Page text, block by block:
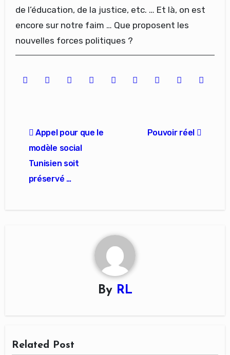
de l’éducation, de la justice, etc. … Et là, on est
encore sur notre faim … Que proposent les
nouvelles forces politiques ?
de
l’article
Appel pour que le
modèle social
Tunisien soit
préservé …
Pouvoir réel
By RL
Related Post